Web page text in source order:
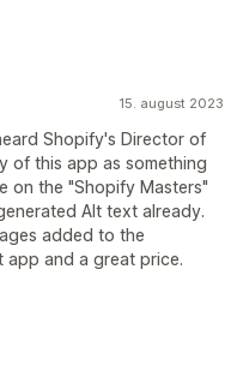
15. august 2023
Shopify's Director of
of this app as something
on the "Shopify Masters"
Alt text already.
added to the
app and a great price.